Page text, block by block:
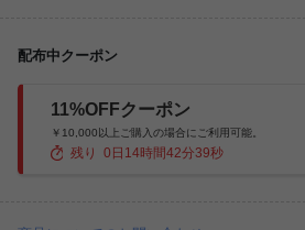
配布中クーポン
11%OFFクーポン
￥10,000以上ご購入の場合にご利用可能。
残り 0 日 14 時間42分37秒